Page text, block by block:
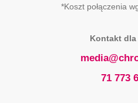
*Koszt połączenia
Kontakt dla
71 773